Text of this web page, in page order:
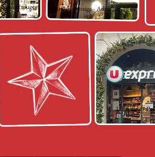
Nœuds rouges Fleurs de prestige-Arbre lumineux
U express -